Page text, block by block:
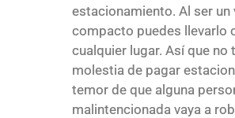
estacionamiento. Al ser un
compacto puedes llevarlo
cualquier lugar. Así que no
molestia de pagar
temor de que alguna
malintencionada vaya a